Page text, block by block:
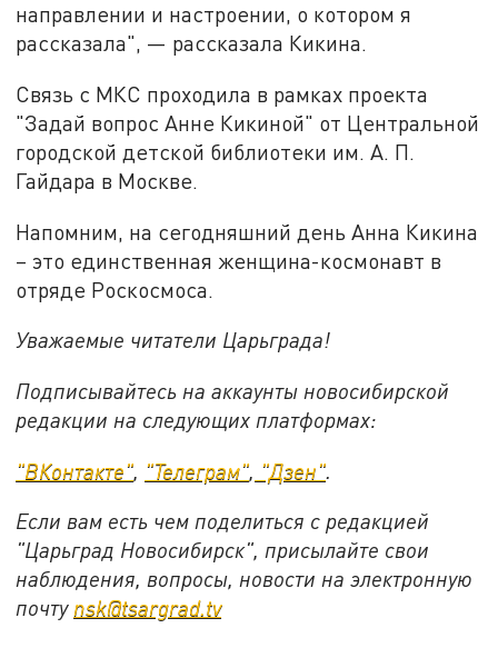
направлении и настроении, о котором я
рассказала", — рассказала Кикина.
Связь с МКС проходила в рамках проекта
"Задай вопрос Анне Кикиной" от Центральной
городской детской библиотеки им. А. П.
Гайдара в Москве.
Напомним, на сегодняшний день Анна Кикина
– это единственная женщина-космонавт в
отряде Роскосмоса.
Уважаемые читатели Царьграда!
Подписывайтесь на аккаунты новосибирской
редакции на следующих платформах:
"ВКонтакте" "Телеграм" "Дзен"
Если вам есть чем поделиться с редакцией
"Царьград Новосибирск", присылайте свои
наблюдения, вопросы, новости на электронную
почту nsk@tsargrad.tv